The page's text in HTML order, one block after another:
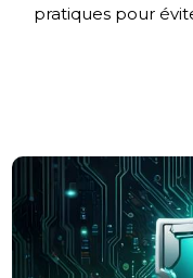
pratiques pour